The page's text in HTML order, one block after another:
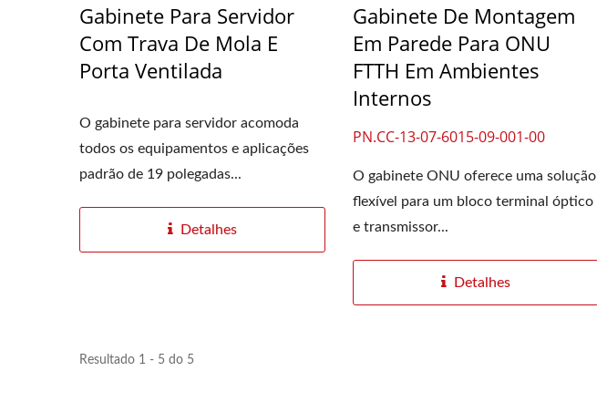
Gabinete Para Servidor
Com Trava De Mola E
Porta Ventilada
O gabinete para servidor acomoda
todos os equipamentos e aplicações
padrão de 19 polegadas...
Detalhes
Gabinete De Montagem
Em Parede Para ONU
FTTH Em Ambientes
Internos
PN.CC-13-07-6015-09-001-00
O gabinete ONU oferece uma solução
flexível para um bloco terminal óptico
e transmissor...
Detalhes
Resultado 1 - 5 do 5